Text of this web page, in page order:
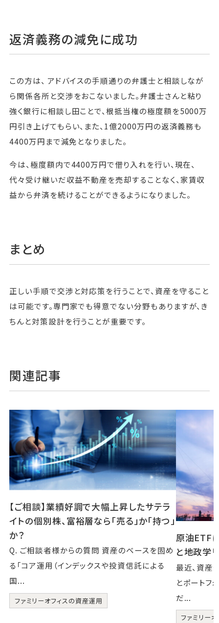
返済義務の減免に成功
この方は、 アドバイスの手順通りの弁護士と相談しなが
ら関係各所と交渉をおこないました。弁護士さんと粘り
強く銀行に相談し田ことで、根抵当権の極度額を5000万
円引き上げてもらい、また、1億2000万円の返済義務も
4400万円まで減免となりました。
今は、極度額内で4400万円で借り入れを行い、現在、
代々受け継いだ収益不動産を売却することなく、家賃収
益から弁済を続けることができるようになりました。
まとめ
正しい手順で交渉と対応策を行うことで、資産を守ること
は可能です。専門家でも得意でない分野もありますが、き
ちんと対策設計を行うことが重要です。
関連記事
【ご相談】業績好調で大幅上昇したサテラ
イトの個別株、富裕層なら「売る」か「持つ」
か？
Q. ご相談者様からの質問 資産のベースを固め
る「コア運用（インデックスや投資信託による
国...
ファミリーオフィスの資産運用
原油ETF
と地政学
最近、資産
とポートフ
だ...
ファミリー